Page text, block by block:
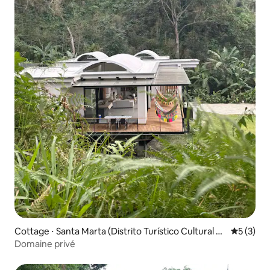
Cottage ⋅ Santa Marta (Distrito Turístico Cultural E
Histórico)
5 (3)
Domaine privé